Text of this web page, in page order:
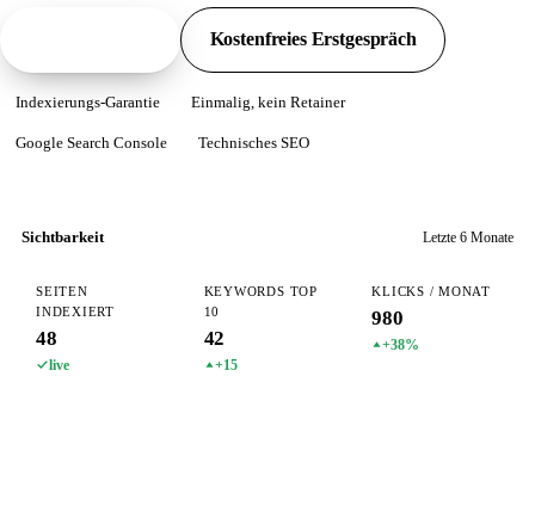
Kostenfreies Erstgespräch
Indexierungs-Garantie Einmalig, kein Retainer
Google Search Console Technisches SEO
Sichtbarkeit Letzte 6 Monate
SEITEN
INDEXIERT
48
live
KEYWORDS TOP
10
42
+15
KLICKS / MONAT
980
+38%